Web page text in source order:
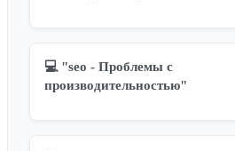
💻 "seo - Проблемы с
производительностью"